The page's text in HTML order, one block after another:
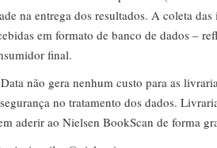
na entrega dos resultados. A coleta das
em formato de banco de dados –
final.
não gera nenhum custo para as
no tratamento dos dados.
aderir ao Nielsen BookScan de forma